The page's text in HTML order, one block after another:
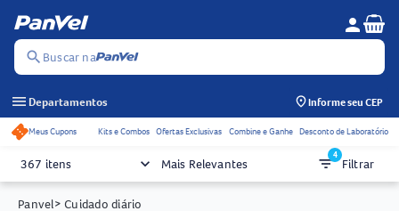
search Buscar na
Menu do
person
menu Departamentos Informe seu CEP
Acessos rápidos do cabeçalho
Meus Cupons Kits e Combos Ofertas Exclusivas Combine e Ganhe Desconto de Laboratório
367 itens keyboard_arrow_down Mais Relevantes filter_list4
Filtrar
Panvel> Cuidado diário